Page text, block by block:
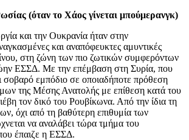
(όταν το Χάος γίνεται μπούμερανγκ)
και την Ουκρανία ήταν στην
και αναπόφευκτες αμυντικές
στη ζώνη των πιο ζωτικών συμφερόντων
ΕΣΣΔ. Με την επέμβαση στη Συρία, που
σοβαρό εμπόδιο σε οποιαδήποτε πρόθεση
της Μέσης Ανατολής με επίθεση κατά του
τον δικό του Ρουβίκωνα. Από την ίδια τη
όχι από τη βαθύτερη επιθυμία των
να αναλάβει τώρα τμήμα του
έπαιζε η ΕΣΣΔ.